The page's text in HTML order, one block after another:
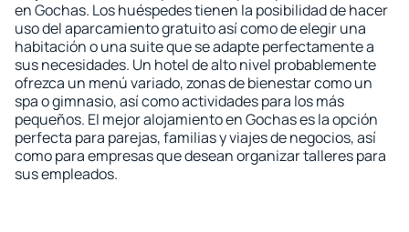
en Gochas. Los huéspedes tienen la posibilidad de hacer
uso del aparcamiento gratuito así como de elegir una
habitación o una suite que se adapte perfectamente a
sus necesidades. Un hotel de alto nivel probablemente
ofrezca un menú variado, zonas de bienestar como un
spa o gimnasio, así como actividades para los más
pequeños. El mejor alojamiento en Gochas es la opción
perfecta para parejas, familias y viajes de negocios, así
como para empresas que desean organizar talleres para
sus empleados.